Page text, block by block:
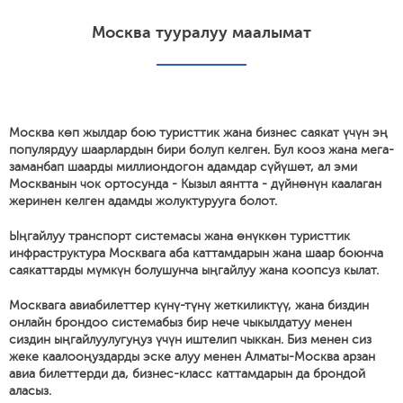
Москва тууралуу маалымат
Москва көп жылдар бою туристтик жана бизнес саякат үчүн эң
популярдуу шаарлардын бири болуп келген. Бул кооз жана мега-
заманбап шаарды миллиондогон адамдар сүйүшөт, ал эми
Москванын чок ортосунда - Кызыл аянтта - дүйнөнүн каалаган
жеринен келген адамды жолуктурууга болот.
Ыңгайлуу транспорт системасы жана өнүккөн туристтик
инфраструктура Москвага аба каттамдарын жана шаар боюнча
саякаттарды мүмкүн болушунча ыңгайлуу жана коопсуз кылат.
Москвага авиабилеттер күнү-түнү жеткиликтүү, жана биздин
онлайн брондоо системабыз бир нече чыкылдатуу менен
сиздин ыңгайлуулугуңуз үчүн иштелип чыккан. Биз менен сиз
жеке каалооңуздарды эске алуу менен Алматы-Москва арзан
авиа билеттерди да, бизнес-класс каттамдарын да брондой
аласыз.